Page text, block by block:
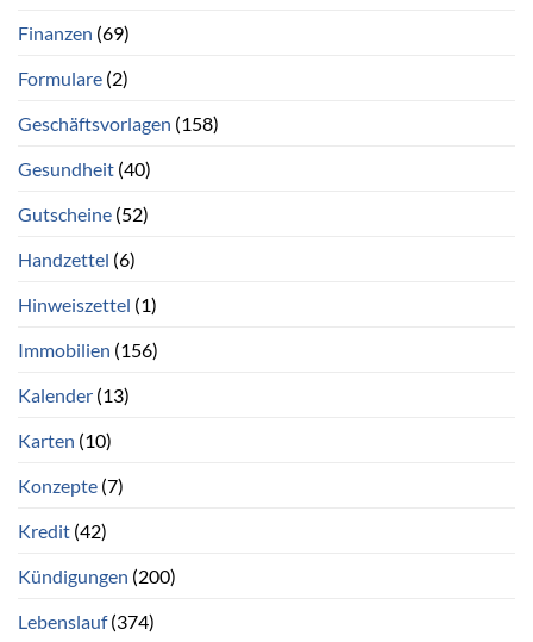
Finanzen (69)
Formulare (2)
Geschäftsvorlagen (158)
Gesundheit (40)
Gutscheine (52)
Handzettel (6)
Hinweiszettel (1)
Immobilien (156)
Kalender (13)
Karten (10)
Konzepte (7)
Kredit (42)
Kündigungen (200)
Lebenslauf(374)